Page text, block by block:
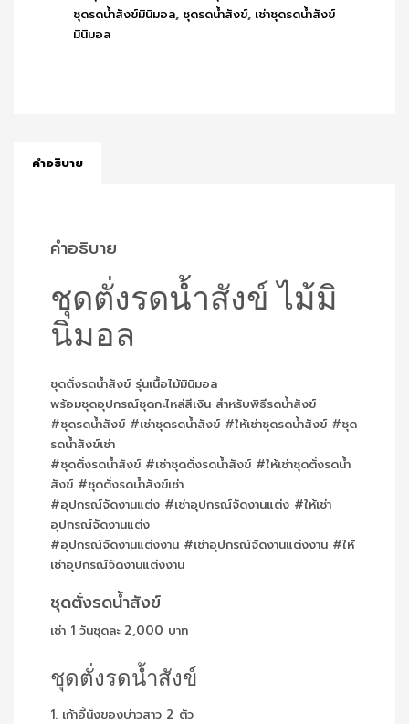
ชุดรดน้ำสังข์มินิมอล, ชุดรดน้ำสังข์, เช่าชุดรดน้ำสังข์
มินิมอล
คำอธิบาย
คำอธิบาย
ชุดตั่งรดน้ำสังข์ ไม้มิ
นิมอล
ชุดตั่งรดน้ำสังข์ รุ่นเนื้อไม้มินิมอล
พร้อมชุดอุปกรณ์ชุดกะไหล่สีเงิน สำหรับพิธีรดน้ำสังข์
#ชุดรดน้ำสังข์ #เช่าชุดรดน้ำสังข์ #ให้เช่าชุดรดน้ำสังข์ #ชุด
รดน้ำสังข์เช่า
#ชุดตั่งรดน้ำสังข์ #เช่าชุดตั่งรดน้ำสังข์ #ให้เช่าชุดตั่งรดน้ำ
สังข์ #ชุดตั่งรดน้ำสังข์เช่า
#อุปกรณ์จัดงานแต่ง #เช่าอุปกรณ์จัดงานแต่ง #ให้เช่า
อุปกรณ์จัดงานแต่ง
#อุปกรณ์จัดงานแต่งงาน #เช่าอุปกรณ์จัดงานแต่งงาน #ให้
เช่าอุปกรณ์จัดงานแต่งงาน
ชุดตั่งรดน้ำสังข์
เช่า 1 วันชุดละ 2,000 บาท
ชุดตั่งรดน้ำสังข์
1. เก้าอี้นั่งของบ่าวสาว 2 ตัว